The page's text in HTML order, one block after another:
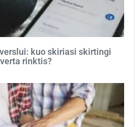
kuo skiriasi skirtingi
rinktis?